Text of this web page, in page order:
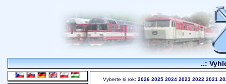
..:
Vyberte si rok: 2026 2025 2024 2023 2022 2021